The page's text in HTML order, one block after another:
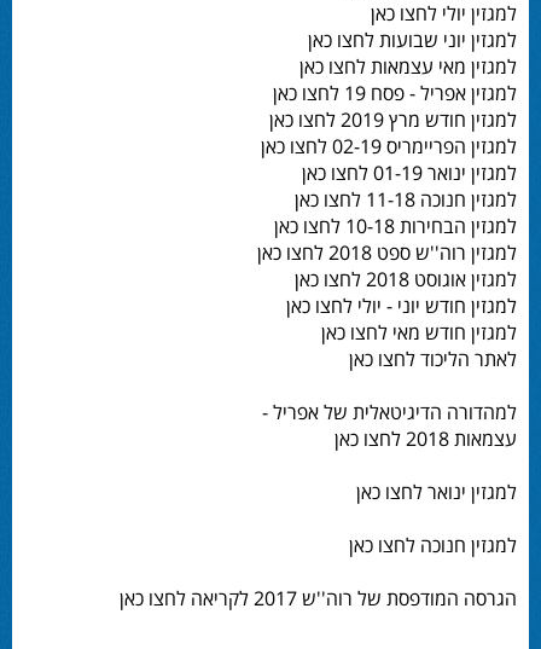
למגזין יולי לחצו כאן
למגזין יוני שבועות לחצו כאן
למגזין מאי עצמאות לחצו כאן
למגזין אפריל - פסח 19 לחצו כאן
למגזין חודש מרץ 2019 לחצו כאן
למגזין הפריימריס 02-19 לחצו כאן
למגזין ינואר 01-19 לחצו כאן
למגזין חנוכה 11-18 לחצו כאן
למגזין הבחירות 10-18 לחצו כאן
למגזין רוה''ש ספט 2018 לחצו כאן
למגזין אוגוסט 2018 לחצו כאן
למגזין חודש יוני - יולי לחצו כאן
למגזין חודש מאי לחצו כאן
לאתר הליכוד לחצו כאן
למהדורה הדיגיטאלית של אפריל -
עצמאות 2018 לחצו כאן
למגזין ינואר לחצו כאן
למגזין חנוכה לחצו כאן
הגרסה המודפסת של רוה''ש 2017 לקריאה לחצו כאן